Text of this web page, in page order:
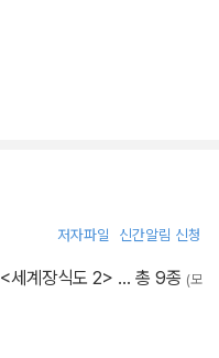
저자파일 신간알림 신청
<세계장식도 2> … 총 9종 (모